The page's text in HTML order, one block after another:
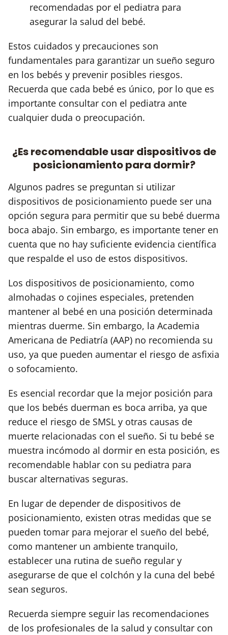
recomendadas por el pediatra para
asegurar la salud del bebé.
Estos cuidados y precauciones son
fundamentales para garantizar un sueño seguro
en los bebés y prevenir posibles riesgos.
Recuerda que cada bebé es único, por lo que es
importante consultar con el pediatra ante
cualquier duda o preocupación.
¿Es recomendable usar dispositivos de
posicionamiento para dormir?
Algunos padres se preguntan si utilizar
dispositivos de posicionamiento puede ser una
opción segura para permitir que su bebé duerma
boca abajo. Sin embargo, es importante tener en
cuenta que no hay suficiente evidencia científica
que respalde el uso de estos dispositivos.
Los dispositivos de posicionamiento, como
almohadas o cojines especiales, pretenden
mantener al bebé en una posición determinada
mientras duerme. Sin embargo, la Academia
Americana de Pediatría (AAP) no recomienda su
uso, ya que pueden aumentar el riesgo de asfixia
o sofocamiento.
Es esencial recordar que la mejor posición para
que los bebés duerman es boca arriba, ya que
reduce el riesgo de SMSL y otras causas de
muerte relacionadas con el sueño. Si tu bebé se
muestra incómodo al dormir en esta posición, es
recomendable hablar con su pediatra para
buscar alternativas seguras.
En lugar de depender de dispositivos de
posicionamiento, existen otras medidas que se
pueden tomar para mejorar el sueño del bebé,
como mantener un ambiente tranquilo,
establecer una rutina de sueño regular y
asegurarse de que el colchón y la cuna del bebé
sean seguros.
Recuerda siempre seguir las recomendaciones
de los profesionales de la salud y consultar con